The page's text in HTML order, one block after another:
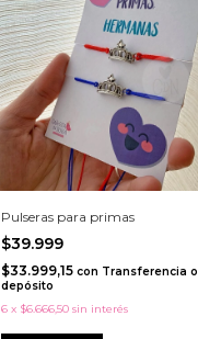
Pulseras para primas
$39.999
$33.999,15 con Transferencia o
depósito
6 x $6.666,50 sin interés